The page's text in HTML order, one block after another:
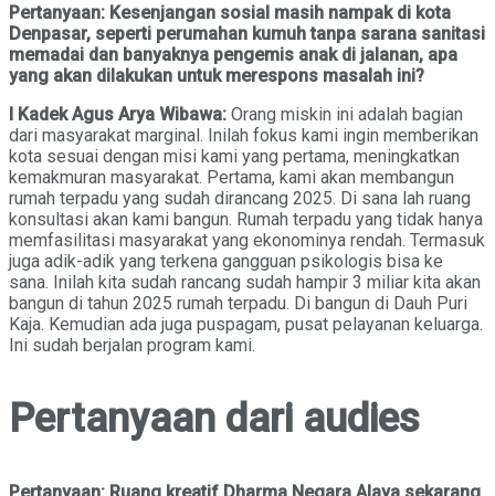
Pertanyaan: Kesenjangan sosial masih nampak di kota
Denpasar, seperti perumahan kumuh tanpa sarana sanitasi
memadai dan banyaknya pengemis anak di jalanan, apa
yang akan dilakukan untuk merespons masalah ini?
I Kadek Agus Arya Wibawa: Orang miskin ini adalah bagian
dari masyarakat marginal. Inilah fokus kami ingin memberikan
kota sesuai dengan misi kami yang pertama, meningkatkan
kemakmuran masyarakat. Pertama, kami akan membangun
rumah terpadu yang sudah dirancang 2025. Di sana lah ruang
konsultasi akan kami bangun. Rumah terpadu yang tidak hanya
memfasilitasi masyarakat yang ekonominya rendah. Termasuk
juga adik-adik yang terkena gangguan psikologis bisa ke
sana. Inilah kita sudah rancang sudah hampir 3 miliar kita akan
bangun di tahun 2025 rumah terpadu. Di bangun di Dauh Puri
Kaja. Kemudian ada juga puspagam, pusat pelayanan keluarga.
Ini sudah berjalan program kami.
Pertanyaan dari audies